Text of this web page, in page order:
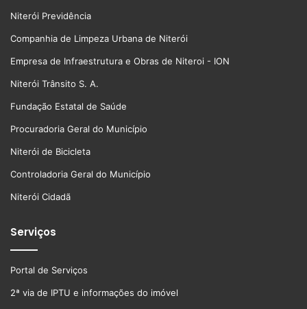
Niterói Previdência
Companhia de Limpeza Urbana de Niterói
Empresa de Infraestrutura e Obras de Niteroi - ION
Niterói Trânsito S. A.
Fundação Estatal de Saúde
Procuradoria Geral do Município
Niterói de Bicicleta
Controladoria Geral do Município
Niterói Cidadã
Serviços
Portal de Serviços
2ª via de IPTU e informações do imóvel